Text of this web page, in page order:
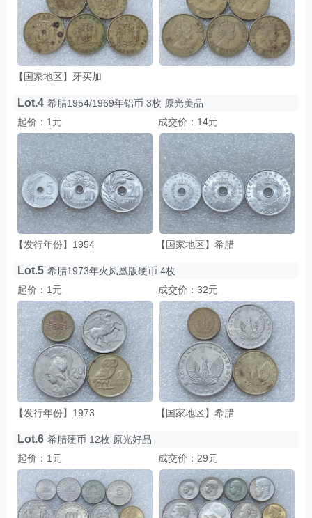
【国家地区】牙买加
Lot.4 希腊1954/1969年铝币 3枚 原光美品
起价：1元
成交价：14元
【发行年份】1954 【国家地区】希腊
Lot.5 希腊1973年火凤凰版硬币 4枚
起价：1元
成交价：32元
【发行年份】1973 【国家地区】希腊
Lot.6 希腊硬币 12枚 原光好品
起价：1元
成交价：29元